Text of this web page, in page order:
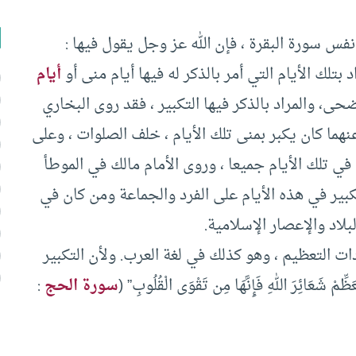
سورة البقرة ، فإن الله عز وجل يقول فيها :
الأيام التي أمر بالذكر له فيها أيام منى أوأيام
والمراد بالذكر فيها التكبير ، فقد روى البخاري
كان يكبر بمنى تلك الأيام ، خلف الصلوات ، وعلى
الأيام جميعا ، وروى الأمام مالك في الموطأ
في هذه الأيام على الفرد والجماعة ومن كان في
والإعصار الإسلامية.
التعظيم ، وهو كذلك في لغة العرب. ولأن التكبير
شَعَائِرَ اللهِ فَإِنَّهَا مِن تَقْوَى الْقُلُوبِ” (سورة الحج: